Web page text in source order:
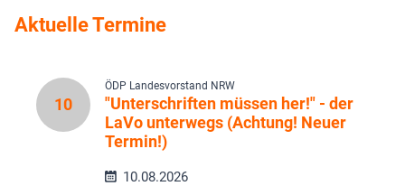
Aktuelle Termine
10
ÖDP Landesvorstand NRW
"Unterschriften müssen her!" - der
LaVo unterwegs (Achtung! Neuer
Termin!)
10.08.2026